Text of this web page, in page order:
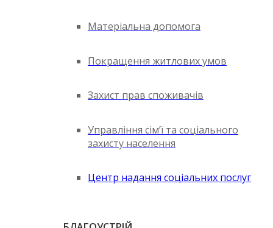
Матеріальна допомога
Покращення житлових умов
Захист прав споживачів
Управління сім’ї та соціального
захисту населення
Центр надання соціальних послуг